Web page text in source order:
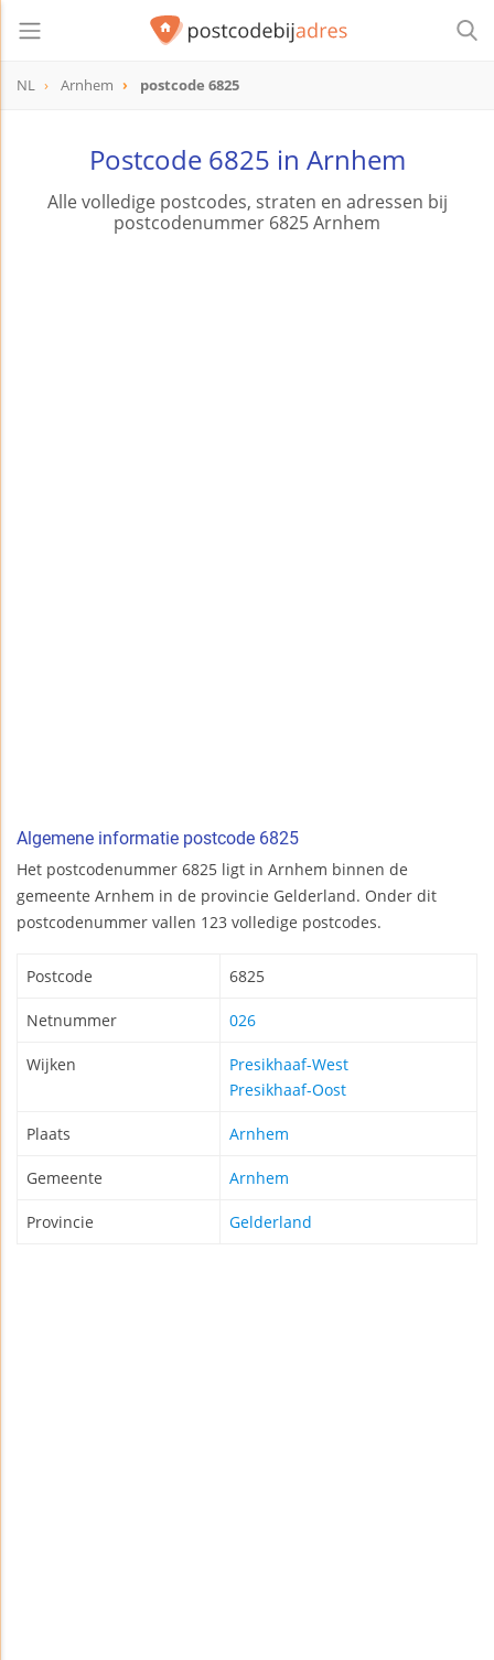
NL Arnhem postcode 6825
Postcode 6825 in Arnhem
Alle volledige postcodes, straten en adressen bij
postcodenummer 6825 Arnhem
Algemene informatie postcode 6825
Het postcodenummer 6825 ligt in Arnhem binnen de
gemeente Arnhem in de provincie Gelderland. Onder dit
postcodenummer vallen 123 volledige postcodes.
Postcode 6825
Netnummer 026
Wijken
Presikhaaf-West
Presikhaaf-Oost
Plaats Arnhem
Gemeente Arnhem
Provincie Gelderland